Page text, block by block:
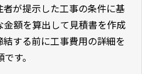
が提示した工事の条件に基
額を算出して見積書を作成
する前に工事費用の詳細を
す。